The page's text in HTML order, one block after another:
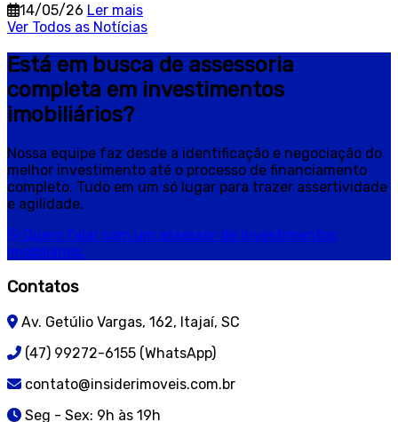
14/05/26 Ler mais
Ver Todos as Notícias
Está em busca de assessoria
completa em investimentos
imobiliários?
Nossa equipe faz desde a identificação e negociação do
melhor investimento até o processo de financiamento
completo. Tudo em um só lugar para trazer assertividade
e agilidade.
Quero falar com um assessor de investimentos
imobiliários.
Contatos
Av. Getúlio Vargas, 162, Itajaí, SC
(47) 99272-6155 (WhatsApp)
contato@insiderimoveis.com.br
Seg - Sex: 9h às 19h